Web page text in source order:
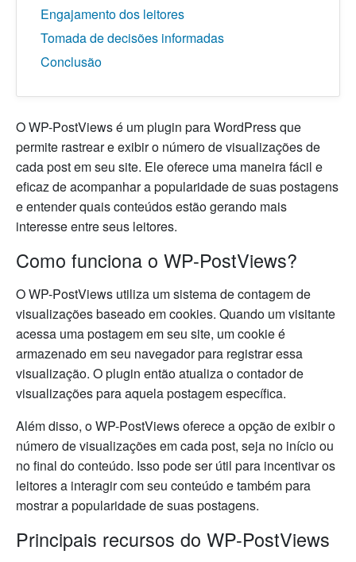
Engajamento dos leitores
Tomada de decisões informadas
Conclusão
O WP-PostViews é um plugin para WordPress que
permite rastrear e exibir o número de visualizações de
cada post em seu site. Ele oferece uma maneira fácil e
eficaz de acompanhar a popularidade de suas postagens
e entender quais conteúdos estão gerando mais
interesse entre seus leitores.
Como funciona o WP-PostViews?
O WP-PostViews utiliza um sistema de contagem de
visualizações baseado em cookies. Quando um visitante
acessa uma postagem em seu site, um cookie é
armazenado em seu navegador para registrar essa
visualização. O plugin então atualiza o contador de
visualizações para aquela postagem específica.
Além disso, o WP-PostViews oferece a opção de exibir o
número de visualizações em cada post, seja no início ou
no final do conteúdo. Isso pode ser útil para incentivar os
leitores a interagir com seu conteúdo e também para
mostrar a popularidade de suas postagens.
Principais recursos do WP-PostViews